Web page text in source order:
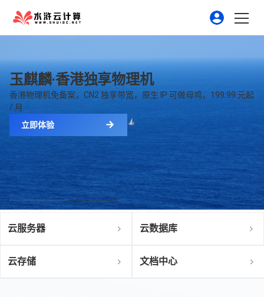
玉麒麟·香港独享物理机
香港物理机免备案，CN2 独享带宽，原生 IP 可做母鸡，199.99 元起
/ 月
立即体验
云服务器 云数据库
云存储 文档中心